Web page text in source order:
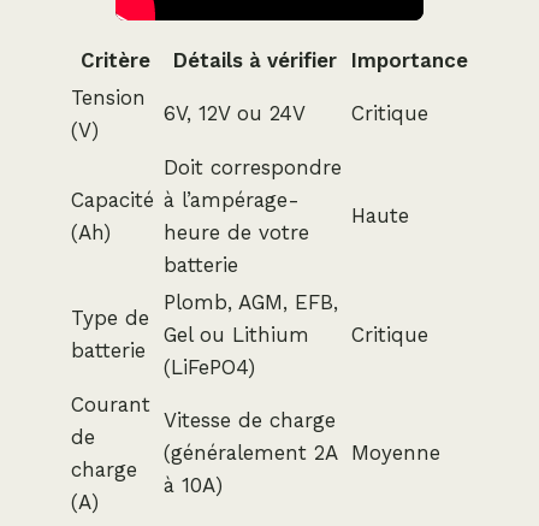
Critère Détails à vérifier
Importance
Tension
(V)
6V, 12V ou 24V Critique
Capacité
(Ah)
Doit correspondre
à l’ampérage-
heure de votre
batterie
Haute
Type de
batterie
Plomb, AGM, EFB,
Gel ou Lithium
(LiFePO4)
Critique
Courant
de
charge
(A)
Vitesse de charge
(généralement 2A
à 10A)
Moyenne